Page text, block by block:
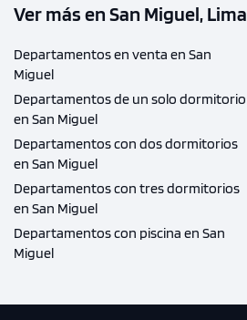
Ver más en San Miguel, Lima
Departamentos en venta en San
Miguel
Departamentos de un solo dormitorio
en San Miguel
Departamentos con dos dormitorios
en San Miguel
Departamentos con tres dormitorios
en San Miguel
Departamentos con piscina en San
Miguel